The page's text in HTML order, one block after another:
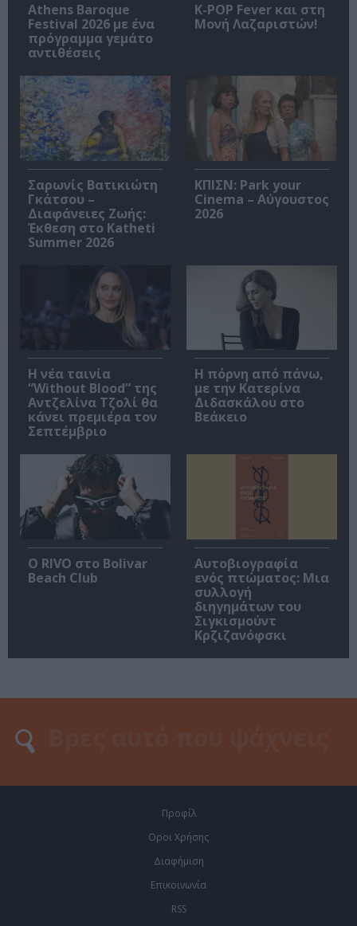
Athens Baroque
Festival 2026 με ένα
πρόγραμμα γεμάτο
αντιθέσεις
K-POP Fever και στη
Μονή Λαζαριστών!
Σαρωνίς Βατικιώτη
Γκάτσου –
Διαφάνειες Ζωής:
Έκθεση στο Katheti
Summer 2026
ΚΠΙΣΝ: Park your
Cinema – Αύγουστος
2026
Η νέα ταινία
“Without Blood” της
Αντζελίνα Τζολί θα
κάνει πρεμιέρα τον
Σεπτέμβριο
Η πόρνη από πάνω,
με την Κατερίνα
Διδασκάλου στο
Βεάκειο
Ο RIVO στο Bolivar
Beach Club
Αυτοβιογραφία
ενός πτώματος: Μια
συλλογή
διηγημάτων του
Σιγκισμούντ
Κρζιζανόφσκι
Προφίλ
Οροι Χρήσης
Διαφήμιση
Επικοινωνία
RSS